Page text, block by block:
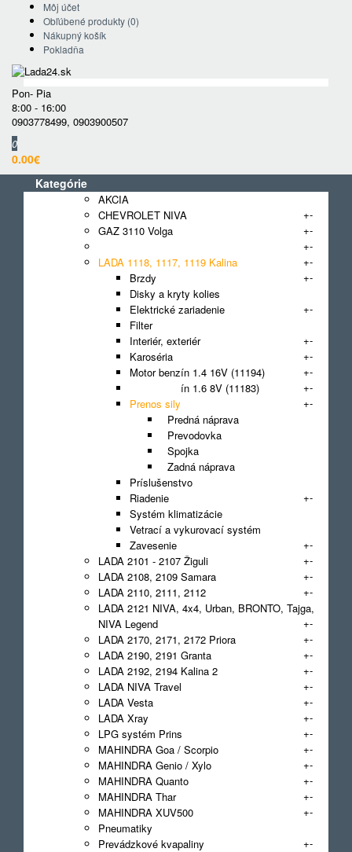
Môj účet
Obľúbené produkty (0)
Nákupný košík
Pokladňa
Pon- Pia
8:00 - 16:00
0903778499, 0903900507
0
0.00€
Kategórie
AKCIA
CHEVROLET NIVA
+-
GAZ 3110 Volga
+-
+-
LADA 1118, 1117, 1119 Kalina
+-
Brzdy
+-
Disky a kryty kolies
Elektrické zariadenie
+-
Filter
Interiér, exteriér
+-
Karoséria
+-
Motor benzín 1.4 16V (11194)
+-
Motor benzín 1.6 8V (11183)
+-
Prenos sily
+-
Predná náprava
Prevodovka
Spojka
Zadná náprava
Príslušenstvo
Riadenie
+-
Systém klimatizácie
Vetrací a vykurovací systém
Zavesenie
+-
LADA 2101 - 2107 Žiguli
+-
LADA 2108, 2109 Samara
+-
LADA 2110, 2111, 2112
+-
LADA 2121 NIVA, 4x4, Urban, BRONTO, Tajga,
NIVA Legend
+-
LADA 2170, 2171, 2172 Priora
+-
LADA 2190, 2191 Granta
+-
LADA 2192, 2194 Kalina 2
+-
LADA NIVA Travel
+-
LADA Vesta
+-
LADA Xray
+-
LPG systém Prins
+-
MAHINDRA Goa / Scorpio
+-
MAHINDRA Genio / Xylo
+-
MAHINDRA Quanto
+-
MAHINDRA Thar
+-
MAHINDRA XUV500
+-
Pneumatiky
Prevádzkové kvapaliny
+-